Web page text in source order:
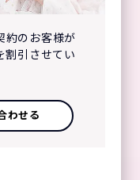
約のお客様が
割引させてい
わせる